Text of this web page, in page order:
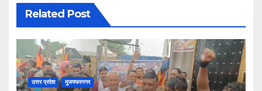
Related Post
उत्तर प्रदेश मुजफ्फरनगर